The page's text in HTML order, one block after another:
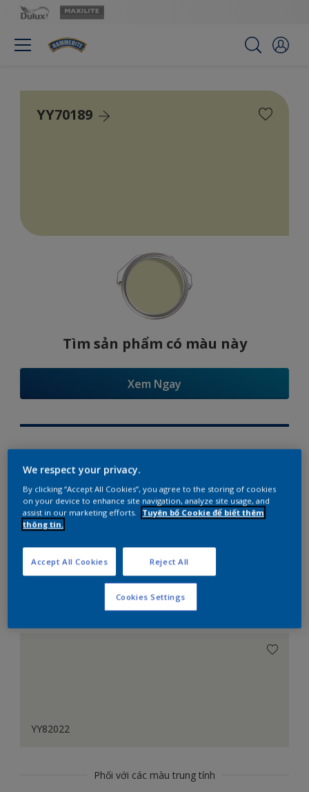
YY70189
Tìm sản phẩm có màu này
Xem Ngay
Try Our Visualizer App
Gợi ý phối màu
The Perfect White
YY82022
Phối với các màu trung tính
We respect your privacy.
By clicking “Accept All Cookies”, you agree to the storing of cookies
on your device to enhance site navigation, analyze site usage, and
assist in our marketing efforts.
Tuyên bố Cookie để biết thêm
thông tin.
Reject All
Accept All Cookies
Cookies Settings